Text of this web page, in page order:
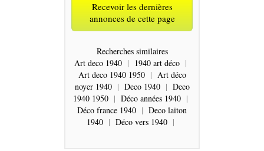
Recevoir les dernières
annonces de cette page
Recherches similaires
Art deco 1940 | 1940 art déco |
Art deco 1940 1950 | Art déco
noyer 1940 | Deco 1940 | Deco
1940 1950 | Déco années 1940 |
Déco france 1940 | Deco laiton
1940 | Déco vers 1940 |